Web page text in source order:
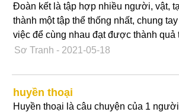
Đoàn kết là tập hợp nhiều người, vật,
thành một tập thể thống nhất, chung
việc để cùng nhau đạt được thành quả
Sơ Tranh - 2021-05-18
huyền thoại
Huyền thoại là câu chuyện của 1 người